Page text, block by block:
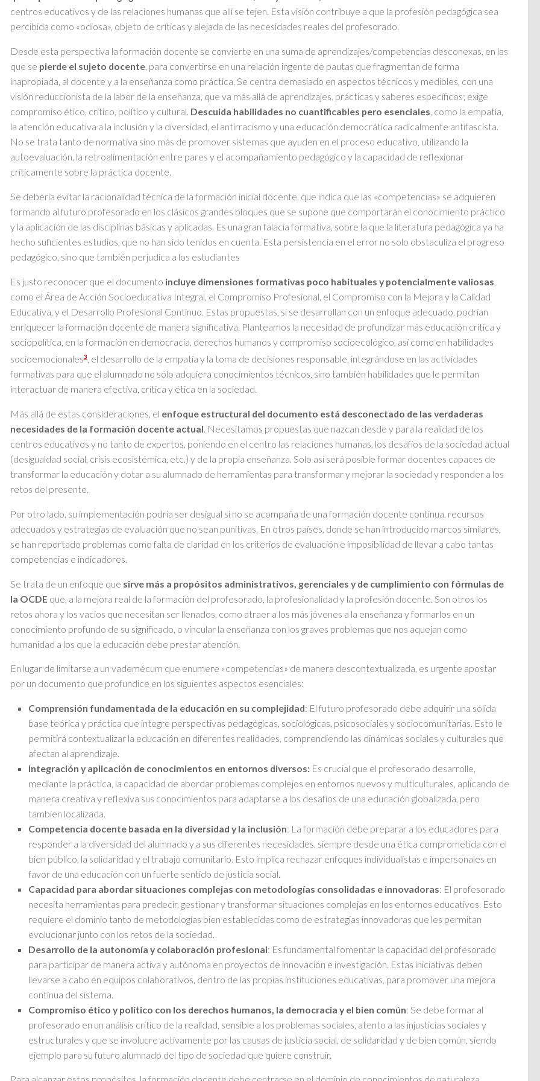
centros educativos y de las relaciones humanas que allí se tejen. Esta visión contribuye a que la profesión pedagógica sea
percibida como «odiosa», objeto de críticas y alejada de las necesidades reales del profesorado.
Desde esta perspectiva la formación docente se convierte en una suma de aprendizajes/competencias desconexas, en las
que se pierde el sujeto docente, para convertirse en una relación ingente de pautas que fragmentan de forma
inapropiada, al docente y a la enseñanza como práctica. Se centra demasiado en aspectos técnicos y medibles, con una
visión reduccionista de la labor de la enseñanza, que va más allá de aprendizajes, prácticas y saberes específicos; exige
compromiso ético, critico, político y cultural. Descuida habilidades no cuantificables pero esenciales, como la empatía,
la atención educativa a la inclusión y la diversidad, el antirracismo y una educación democrática radicalmente antifascista.
No se trata tanto de normativa sino más de promover sistemas que ayuden en el proceso educativo, utilizando la
autoevaluación, la retroalimentación entre pares y el acompañamiento pedagógico y la capacidad de reflexionar
críticamente sobre la práctica docente.
Se debería evitar la racionalidad técnica de la formación inicial docente, que indica que las «competencias» se adquieren
formando al futuro profesorado en los clásicos grandes bloques que se supone que comportarán el conocimiento práctico
y la aplicación de las disciplinas básicas y aplicadas. Es una gran falacia formativa, sobre la que la literatura pedagógica ya ha
hecho suficientes estudios, que no han sido tenidos en cuenta. Esta persistencia en el error no solo obstaculiza el progreso
pedagógico, sino que también perjudica a los estudiantes
Es justo reconocer que el documento incluye dimensiones formativas poco habituales y potencialmente valiosas,
como el Área de Acción Socioeducativa Integral, el Compromiso Profesional, el Compromiso con la Mejora y la Calidad
Educativa, y el Desarrollo Profesional Continuo. Estas propuestas, si se desarrollan con un enfoque adecuado, podrían
enriquecer la formación docente de manera significativa. Planteamos la necesidad de profundizar más educación crítica y
sociopolítica, en la formación en democracia, derechos humanos y compromiso socioecológíco, así como en habilidades
socioemocionales3, el desarrollo de la empatía y la toma de decisiones responsable, integrándose en las actividades
formativas para que el alumnado no sólo adquiera conocimientos técnicos, sino también habilidades que le permitan
interactuar de manera efectiva, crítica y ética en la sociedad.
Más allá de estas consideraciones, el enfoque estructural del documento está desconectado de las verdaderas
necesidades de la formación docente actual. Necesitamos propuestas que nazcan desde y para la realidad de los
centros educativos y no tanto de expertos, poniendo en el centro las relaciones humanas, los desafíos de la sociedad actual
(desigualdad social, crisis ecosistémica, etc.) y de la propia enseñanza. Solo así será posible formar docentes capaces de
transformar la educación y dotar a su alumnado de herramientas para transformar y mejorar la sociedad y responder a los
retos del presente.
Por otro lado, su implementación podría ser desigual si no se acompaña de una formación docente continua, recursos
adecuados y estrategias de evaluación que no sean punitivas. En otros países, donde se han introducido marcos similares,
se han reportado problemas como falta de claridad en los criterios de evaluación e imposibilidad de llevar a cabo tantas
competencias e indicadores.
Se trata de un enfoque que sirve más a propósitos administrativos, gerenciales y de cumplimiento con fórmulas de
la OCDE que, a la mejora real de la formación del profesorado, la profesionalidad y la profesión docente. Son otros los
retos ahora y los vacíos que necesitan ser llenados, como atraer a los más jóvenes a la enseñanza y formarlos en un
conocimiento profundo de su significado, o vincular la enseñanza con los graves problemas que nos aquejan como
humanidad a los que la educación debe prestar atención.
En lugar de limitarse a un vademécum que enumere «competencias» de manera descontextualizada, es urgente apostar
por un documento que profundice en los siguientes aspectos esenciales:
Comprensión fundamentada de la educación en su complejidad: El futuro profesorado debe adquirir una sólida
base teórica y práctica que integre perspectivas pedagógicas, sociológicas, psicosociales y sociocomunitarias. Esto le
permitirá contextualizar la educación en diferentes realidades, comprendiendo las dinámicas sociales y culturales que
afectan al aprendizaje.
Integración y aplicación de conocimientos en entornos diversos:Es crucial que el profesorado desarrolle,
mediante la práctica, la capacidad de abordar problemas complejos en entornos nuevos y multiculturales, aplicando de
manera creativa y reflexiva sus conocimientos para adaptarse a los desafíos de una educación globalizada, pero
tambien localizada.
Competencia docente basada en la diversidad y la inclusión: La formación debe preparar a los educadores para
responder a la diversidad del alumnado y a sus diferentes necesidades, siempre desde una ética comprometida con el
bien público, la solidaridad y el trabajo comunitario. Esto implica rechazar enfoques individualistas e impersonales en
favor de una educación con un fuerte sentido de justicia social.
Capacidad para abordar situaciones complejas con metodologías consolidadas e innovadoras: El profesorado
necesita herramientas para predecir, gestionar y transformar situaciones complejas en los entornos educativos. Esto
requiere el dominio tanto de metodologías bien establecidas como de estrategias innovadoras que les permitan
evolucionar junto con los retos de la sociedad.
Desarrollo de la autonomía y colaboración profesional: Es fundamental fomentar la capacidad del profesorado
para participar de manera activa y autónoma en proyectos de innovación e investigación. Estas iniciativas deben
llevarse a cabo en equipos colaborativos, dentro de las propias instituciones educativas, para promover una mejora
continua del sistema.
Compromiso ético y político con los derechos humanos, la democracia y el bien común: Se debe formar al
profesorado en un análisis crítico de la realidad, sensible a los problemas sociales, atento a las injusticias sociales y
estructurales y que se involucre activamente por las causas de justicia social, de solidaridad y de bien común, siendo
ejemplo para su futuro alumnado del tipo de sociedad que quiere construir.